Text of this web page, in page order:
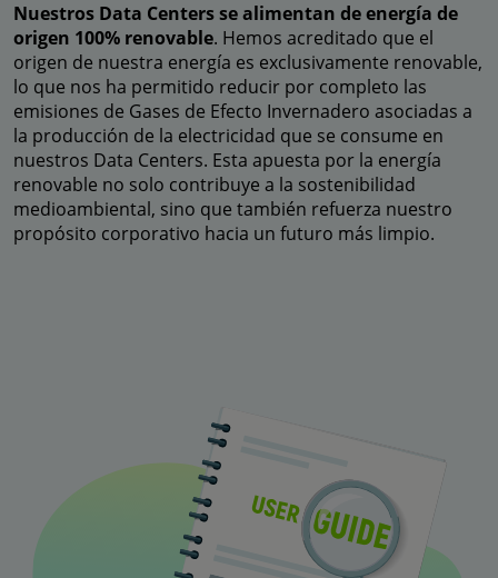
Nuestros Data Centers se alimentan de energía de
origen 100% renovable. Hemos acreditado que el
origen de nuestra energía es exclusivamente renovable,
lo que nos ha permitido reducir por completo las
emisiones de Gases de Efecto Invernadero asociadas a
la producción de la electricidad que se consume en
nuestros Data Centers. Esta apuesta por la energía
renovable no solo contribuye a la sostenibilidad
medioambiental, sino que también refuerza nuestro
propósito corporativo hacia un futuro más limpio.